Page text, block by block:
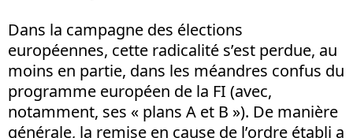
Dans la campagne des élections
européennes, cette radicalité s’est perdue, au
moins en partie, dans les méandres confus du
programme européen de la FI (avec,
notamment, ses « plans A et B »). De manière
générale, la remise en cause de l’ordre établi a